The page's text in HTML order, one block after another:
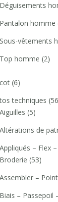
Déguisements
Pantalon homme
Sous-vêtements
Top homme (2)
(6)
techniques
Aiguilles (5)
Altérations de
Appliqués – Flex
Broderie (53)
Assembler –
Biais – Passepoil